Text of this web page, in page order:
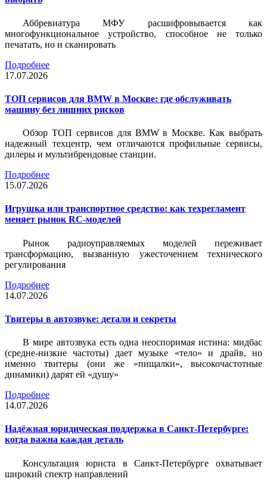
Аббревиатура МФУ расшифровывается как
многофункциональное устройство, способное не только
печатать, но и сканировать
Подробнее
17.07.2026
ТОП сервисов для BMW в Москве: где обслуживать
машину без лишних рисков
Обзор ТОП сервисов для BMW в Москве. Как выбрать
надежный техцентр, чем отличаются профильные сервисы,
дилеры и мультибрендовые станции.
Подробнее
15.07.2026
Игрушка или транспортное средство: как техрегламент
меняет рынок RC-моделей
Рынок радиоуправляемых моделей переживает
трансформацию, вызванную ужесточением технического
регулирования
Подробнее
14.07.2026
Твитеры в автозвуке: детали и секреты
В мире автозвука есть одна неоспоримая истина: мидбас
(средне-низкие частоты) дает музыке «тело» и драйв, но
именно твитеры (они же «пищалки», высокочастотные
динамики) дарят ей «душу»
Подробнее
14.07.2026
Надёжная юридическая поддержка в Санкт-Петербурге:
когда важна каждая деталь
Консультация юриста в Санкт-Петербурге охватывает
широкий спектр направлений